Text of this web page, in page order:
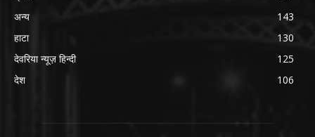
अन्य
143
हाटा
130
देवरिया न्यूज़ हिन्दी
125
देश
106